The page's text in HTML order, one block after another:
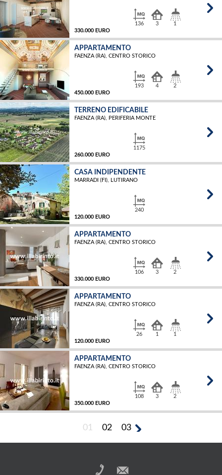
330.000 EURO
136 3 1
APPARTAMENTO
FAENZA (RA), CENTRO STORICO
450.000 EURO
193 4 2
TERRENO EDIFICABILE
FAENZA (RA), PERIFERIA MONTE
260.000 EURO
1175
CASA INDIPENDENTE
MARRADI (FI), LUTIRANO
120.000 EURO
240
APPARTAMENTO
FAENZA (RA), CENTRO STORICO
330.000 EURO
106 3 2
APPARTAMENTO
FAENZA (RA), CENTRO STORICO
120.000 EURO
26 1 1
APPARTAMENTO
FAENZA (RA), CENTRO STORICO
350.000 EURO
108
MQ
3 2
01 02 03